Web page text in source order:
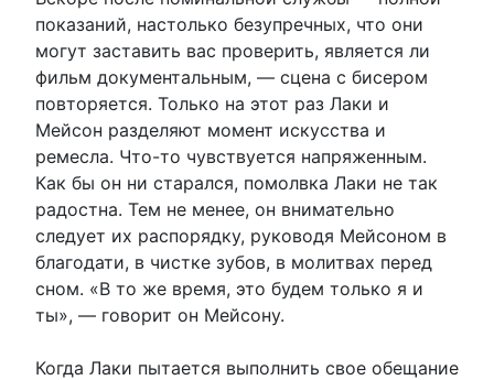
показаний, настолько безупречных, что они
могут заставить вас проверить, является ли
фильм документальным, — сцена с бисером
повторяется. Только на этот раз Лаки и
Мейсон разделяют момент искусства и
ремесла. Что-то чувствуется напряженным.
Как бы он ни старался, помолвка Лаки не так
радостна. Тем не менее, он внимательно
следует их распорядку, руководя Мейсоном в
благодати, в чистке зубов, в молитвах перед
сном. «В то же время, это будем только я и
ты», — говорит он Мейсону.
Когда Лаки пытается выполнить свое обещание